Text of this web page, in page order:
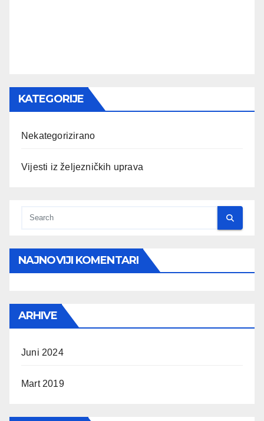
KATEGORIJE
Nekategorizirano
Vijesti iz željezničkih uprava
NAJNOVIJI KOMENTARI
ARHIVE
Juni 2024
Mart 2019